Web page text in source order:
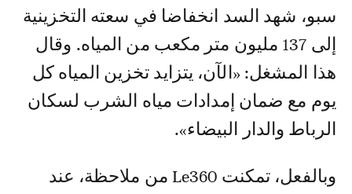
سبو، شهد السد انخفاضا في سعته التخزينية
إلى 137 مليون متر مكعب من المياه. وقال
هذا المشغل: «الآن، يتزايد تخزين المياه كل
يوم مع ضمان إمدادات مياه الشرب لسكان
الرباط والدار البيضاء».
وبالفعل، تمكنت Le360 من ملاحظة، عند